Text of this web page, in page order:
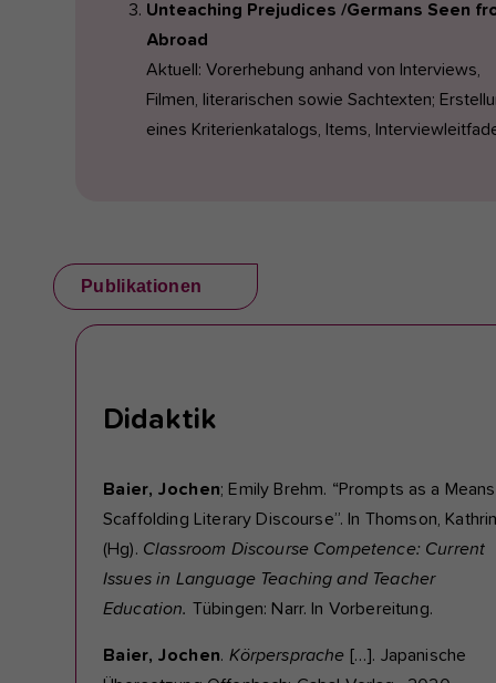
Unteaching Prejudices /Germans Seen
Abroad
Aktuell: Vorerhebung anhand von Interviews,
Filmen, literarischen sowie Sachtexten;
eines Kriterienkatalogs, Items,
Publikationen
Didaktik
Baier, Jochen; Emily Brehm. “Prompts as a
Scaffolding Literary Discourse”. In Thomson,
(Hg). Classroom Discourse Competence: Current
Issues in Language Teaching and Teacher
Education. Tübingen: Narr. In Vorbereitung.
Baier, Jochen. Körpersprache […]. Japanische